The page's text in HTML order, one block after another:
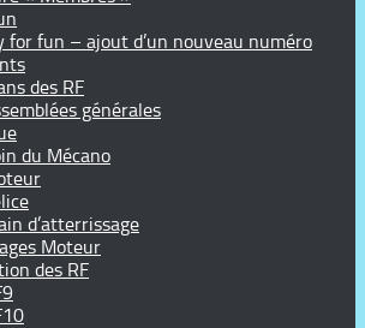
for fun – ajout d’un nouveau numéro
des RF
générales
du Mécano
d’atterrissage
Moteur
des RF